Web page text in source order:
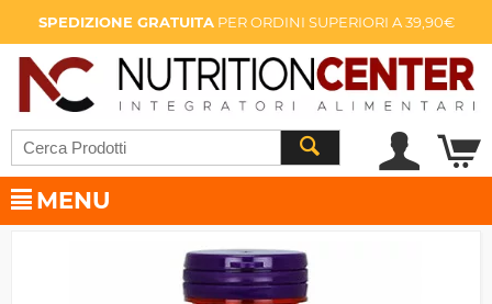
SPEDIZIONE GRATUITAPER ORDINI SUPERIORI A 39,90€
MENU